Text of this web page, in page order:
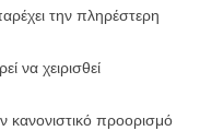
την πληρέστερη
να χειρισθεί
κανονιστικό προορισμό